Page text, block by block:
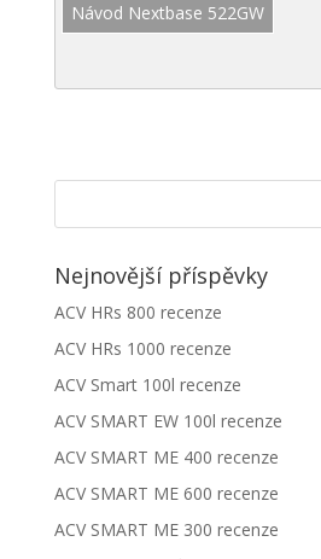
Návod Nextbase 522GW
Nejnovější příspěvky
ACV HRs 800 recenze
ACV HRs 1000 recenze
ACV Smart 100l recenze
ACV SMART EW 100l recenze
ACV SMART ME 400 recenze
ACV SMART ME 600 recenze
ACV SMART ME 300 recenze